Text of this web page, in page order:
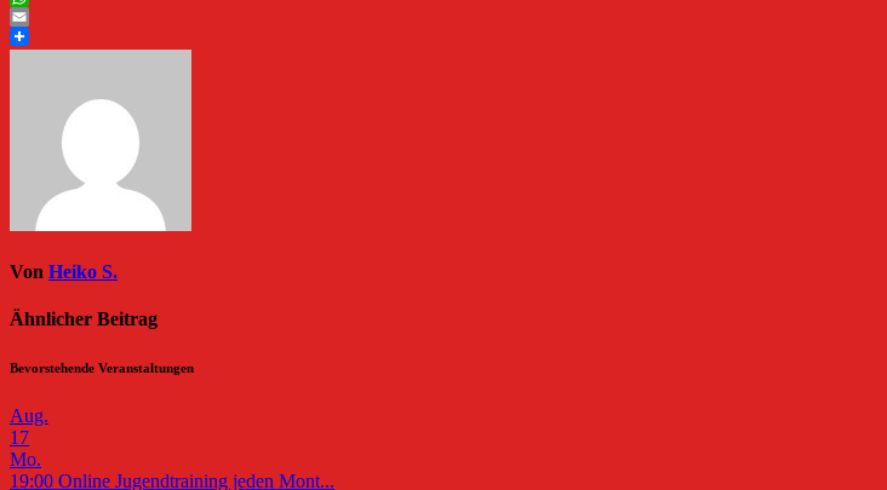
WhatsApp
Email
Von Heiko S.
Ähnlicher Beitrag
Bevorstehende Veranstaltungen
Aug.
17
Mo.
19:00 Online Jugendtraining jeden Mont...